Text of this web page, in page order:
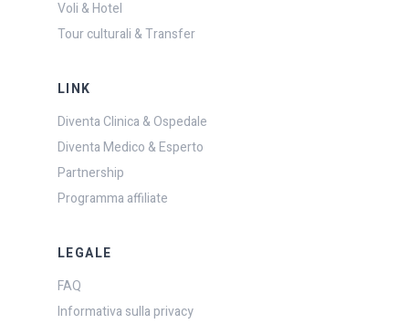
Voli & Hotel
Tour culturali & Transfer
LINK
Diventa Clinica & Ospedale
Diventa Medico & Esperto
Partnership
Programma affiliate
LEGALE
FAQ
Informativa sulla privacy